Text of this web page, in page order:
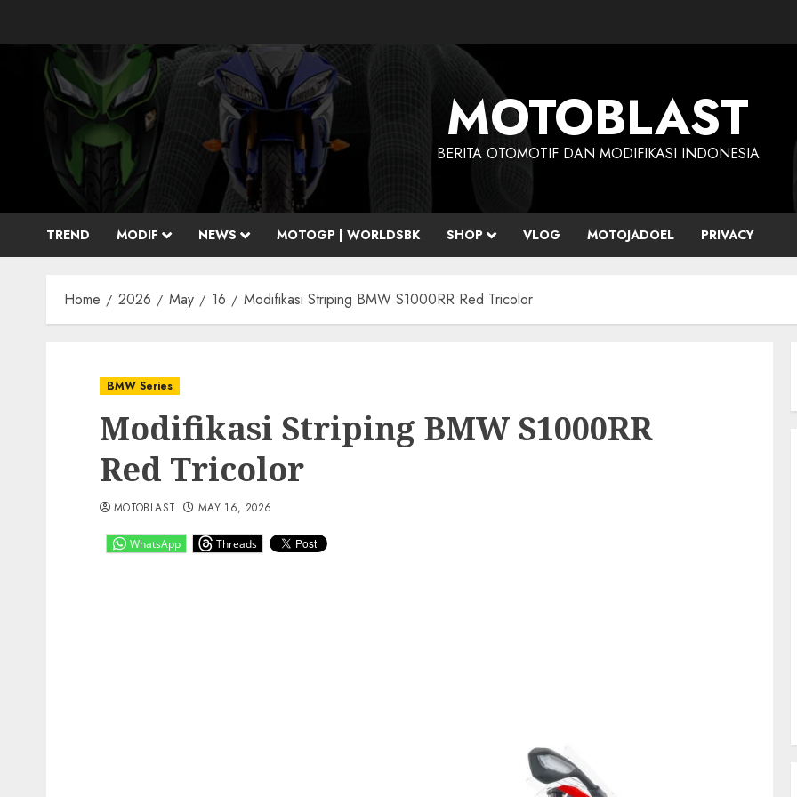
MOTOBLAST
BERITA OTOMOTIF DAN MODIFIKASI INDONESIA
TREND MODIF NEWS MOTOGP | WORLDSBK SHOP VLOG MOTOJADOEL PRIVACY
Home 2026 May 16 Modifikasi Striping BMW S1000RR Red Tricolor
BMW Series
Modifikasi Striping BMW S1000RR
Red Tricolor
WhatsApp Threads
MOTOBLAST MAY 16, 2026